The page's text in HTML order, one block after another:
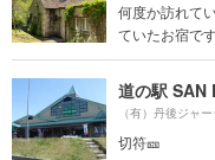
何度か訪れて
ていたお宿で
道の駅 SAN
（有）丹後ジャ
切符🎫